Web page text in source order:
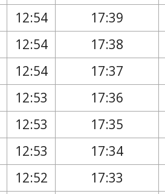
12:54 17:39
12:54 17:38
12:54 17:37
12:53 17:36
12:53 17:35
12:53 17:34
12:52 17:33